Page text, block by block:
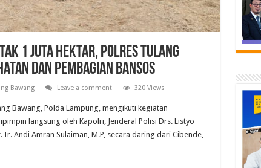
1 Juta Hektar, Polres Tulang
dan Pembagian Bansos
Bawang Leave a comment 320 Views
Bawang, Polda Lampung, mengikuti kegiatan
langsung oleh Kapolri, Jenderal Polisi Drs. Listyo
Andi Amran Sulaiman, M.P, secara daring dari Cibende,